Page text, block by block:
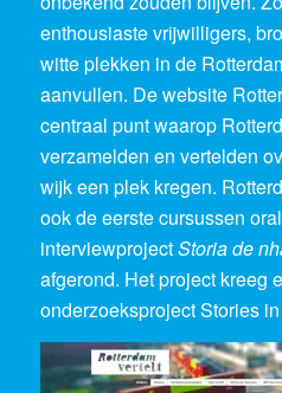
enthousiaste vrijwilligers,
witte plekken in de
aanvullen. De website
centraal punt waarop
verzamelden en vertelden
wijk een plek kregen.
ook de eerste cursussen
interviewprojectStoria de
afgerond. Het project kreeg
onderzoeksproject Stories